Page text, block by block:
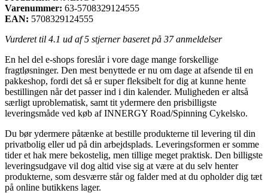
Varenummer: 63-5708329124555
EAN: 5708329124555
Vurderet til 4.1 ud af 5 stjerner baseret på 37anmeldelser
En hel del e-shops foreslår i vore dage mange forskellige
fragtløsninger. Den mest benyttede er nu om dage at afsende til en
pakkeshop, fordi det så er super fleksibelt for dig at kunne hente
bestillingen når det passer ind i din kalender. Muligheden er altså
særligt uproblematisk, samt tit ydermere den prisbilligste
leveringsmåde ved køb af INNERGY Road/Spinning Cykelsko.
Du bør ydermere påtænke at bestille produkterne til levering til din
privatbolig eller ud på din arbejdsplads. Leveringsformen er somme
tider et hak mere bekostelig, men tillige meget praktisk. Den billigste
leveringsudgave vil dog altid vise sig at være at du selv henter
produkterne, som desværre står og falder med at du opholder dig tæt
på online butikkens lager.